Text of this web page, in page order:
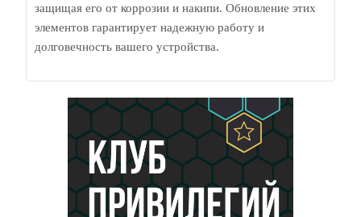
защищая его от коррозии и накипи. Обновление этих
элементов гарантирует надежную работу и
долговечность вашего устройства.